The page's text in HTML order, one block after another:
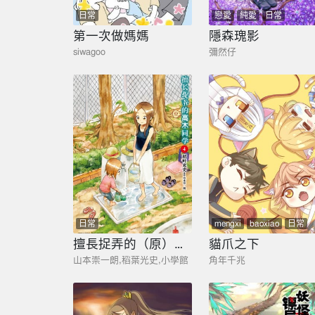
日常
第一次做媽媽
siwagoo
戀愛 純愛 日常
隱森瑰影
彌然仔
日常
擅長捉弄的（原）高木同學
山本崇一朗,稻葉光史,小學館
mengxi baoxiao
日常
劇情
貓爪之下
角年千兆